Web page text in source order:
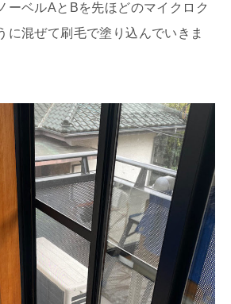
ーベルAとBを先ほどのマイクロク
に混ぜて刷毛で塗り込んでいきま